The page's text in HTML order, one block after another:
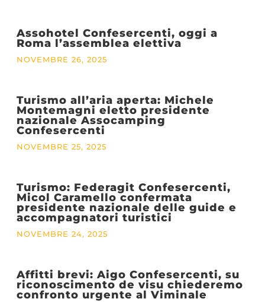
Assohotel Confesercenti, oggi a
Roma l’assemblea elettiva
NOVEMBRE 26, 2025
Turismo all’aria aperta: Michele
Montemagni eletto presidente
nazionale Assocamping
Confesercenti
NOVEMBRE 25, 2025
Turismo: Federagit Confesercenti,
Micol Caramello confermata
presidente nazionale delle guide e
accompagnatori turistici
NOVEMBRE 24, 2025
Affitti brevi: Aigo Confesercenti, su
riconoscimento de visu chiederemo
confronto urgente al Viminale